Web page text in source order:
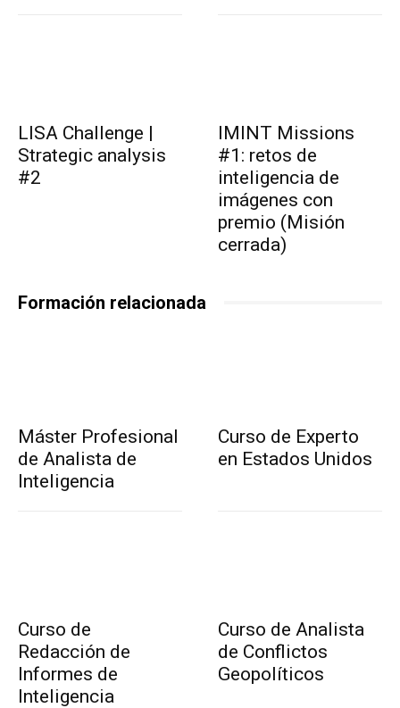
LISA Challenge |
Strategic analysis
#2
IMINT Missions
#1: retos de
inteligencia de
imágenes con
premio (Misión
cerrada)
Formación relacionada
Máster Profesional
de Analista de
Inteligencia
Curso de Experto
en Estados Unidos
Curso de
Redacción de
Informes de
Inteligencia
Curso de Analista
de Conflictos
Geopolíticos